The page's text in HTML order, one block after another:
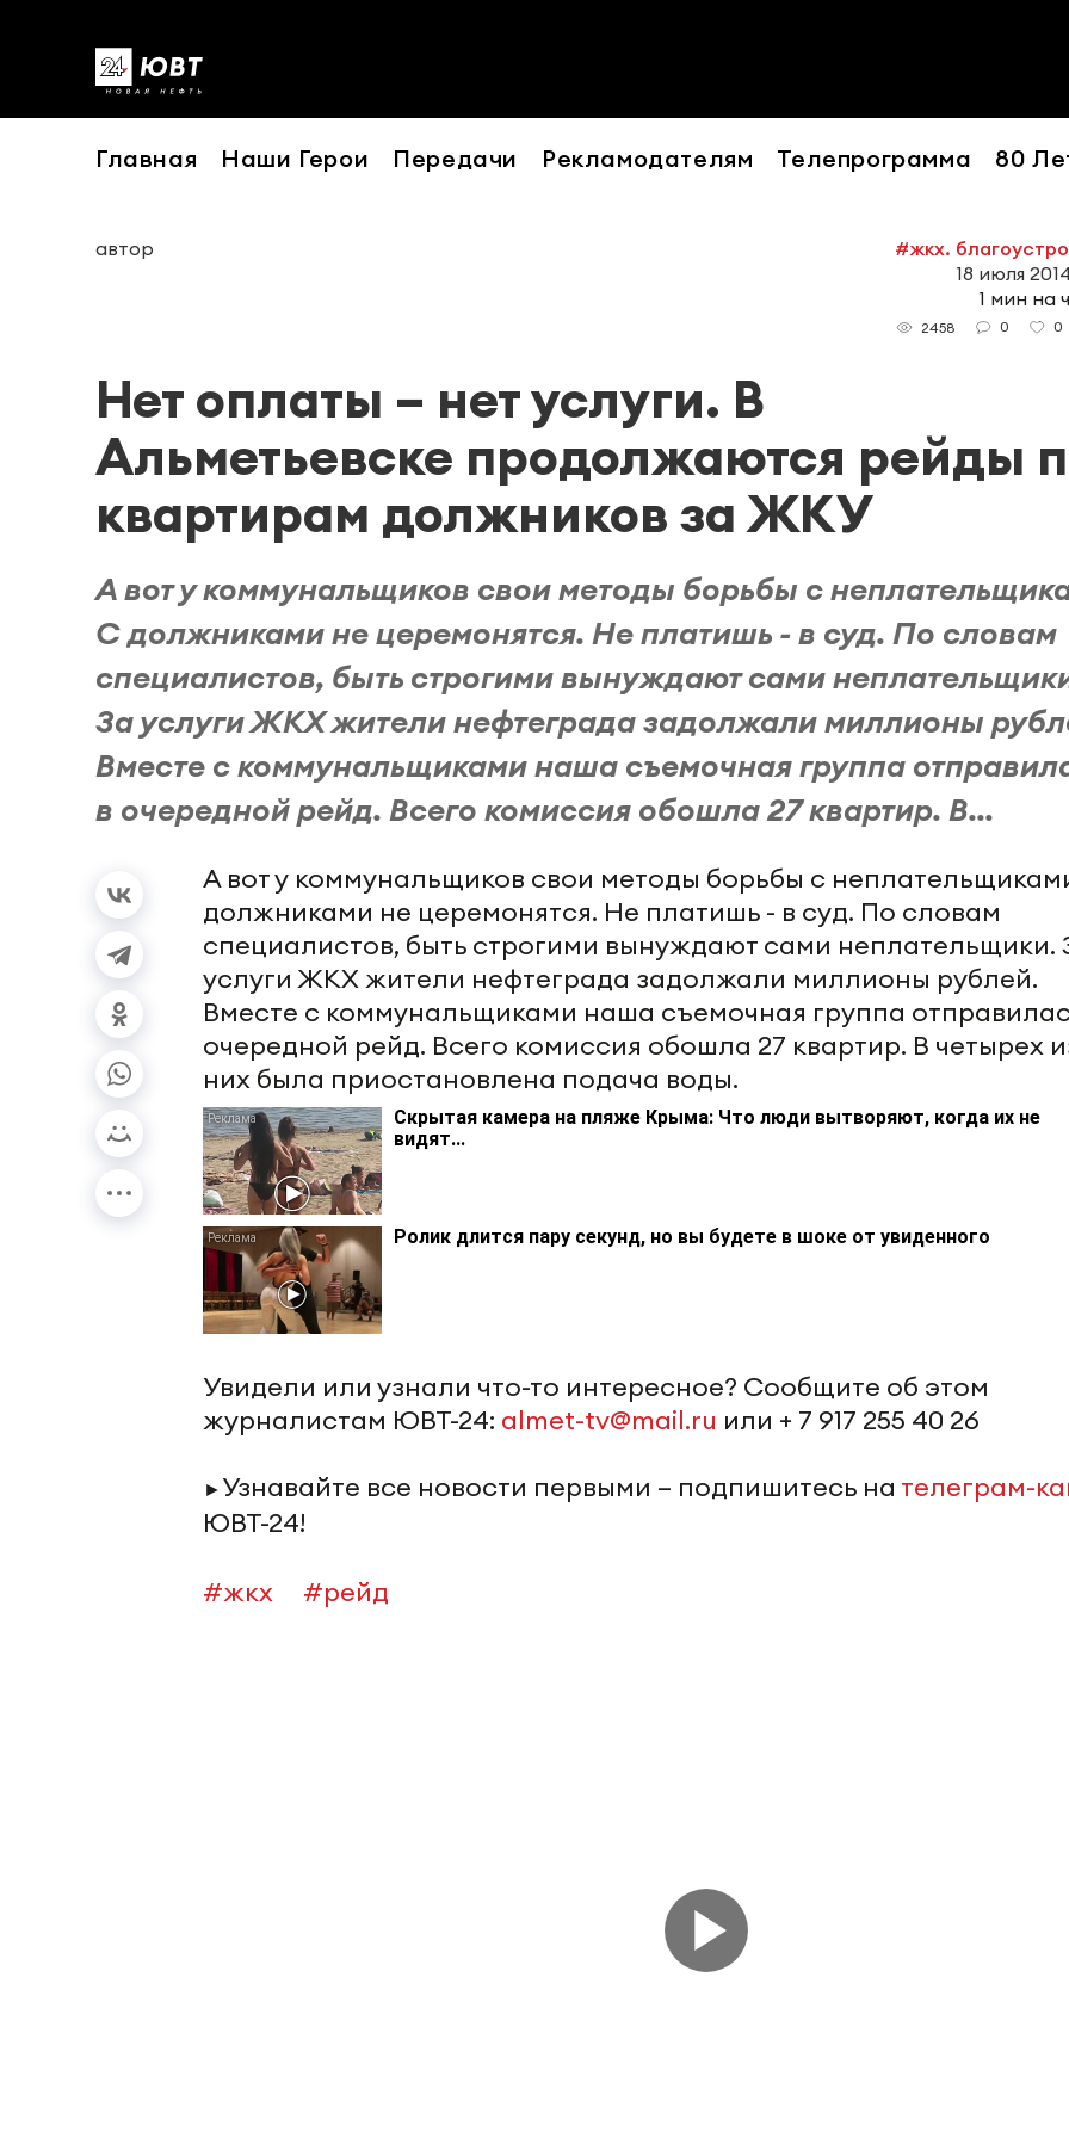
Главная Наши Герои Передачи Рекламодателям Телепрограмма 80
автор
#жкх.
18 июля
1 мин на
2458 0 0
Нет оплаты – нет услуги. В
Альметьевске продолжаются рейды
квартирам должников за ЖКУ
А вот у коммунальщиков свои методы борьбы с
С должниками не церемонятся. Не платишь - в суд. По словам
специалистов, быть строгими вынуждают сами
За услуги ЖКХ жители нефтеграда задолжали миллионы
Вместе с коммунальщиками наша съемочная группа
в очередной рейд. Всего комиссия обошла 27 квартир. В...
А вот у коммунальщиков свои методы борьбы с
должниками не церемонятся. Не платишь - в суд. По словам
специалистов, быть строгими вынуждают сами неплательщики.
услуги ЖКХ жители нефтеграда задолжали миллионы рублей.
Вместе с коммунальщиками наша съемочная группа
очередной рейд. Всего комиссия обошла 27 квартир. В четырех
них была приостановлена подача воды.
Скрытая камера на пляже Крыма: Что люди вытворяют, когда их не
видят...
Ролик длится пару секунд, но вы будете в шоке от увиденного
Увидели или узнали что-то интересное? Сообщите об этом
журналистам ЮВТ-24: almet-tv@mail.ru или + 7 917 255 40 26
► Узнавайте все новости первыми – подпишитесь на телеграм-
ЮВТ-24!
#жкх #рейд